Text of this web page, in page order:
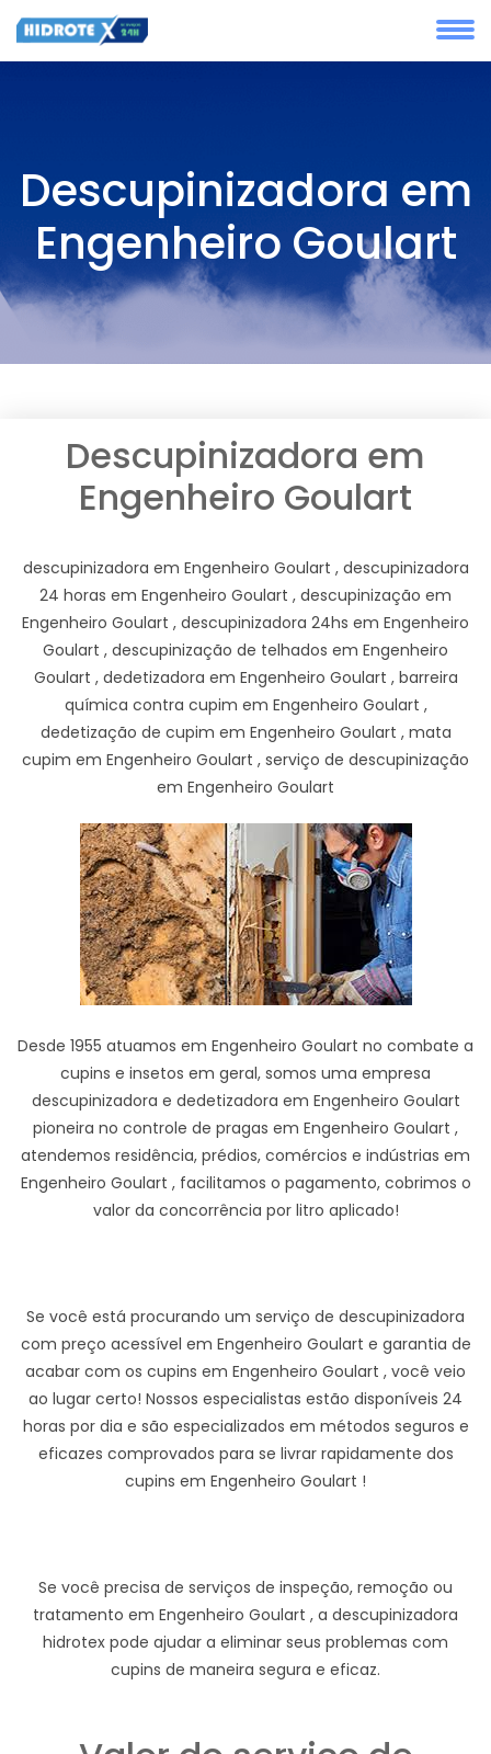
Descupinizadora em
Engenheiro Goulart
Descupinizadora em
Engenheiro Goulart
descupinizadora em Engenheiro Goulart , descupinizadora
24 horas em Engenheiro Goulart , descupinização em
Engenheiro Goulart , descupinizadora 24hs em Engenheiro
Goulart , descupinização de telhados em Engenheiro
Goulart , dedetizadora em Engenheiro Goulart , barreira
química contra cupim em Engenheiro Goulart ,
dedetização de cupim em Engenheiro Goulart , mata
cupim em Engenheiro Goulart , serviço de descupinização
em Engenheiro Goulart
Desde 1955 atuamos em Engenheiro Goulart no combate a
cupins e insetos em geral, somos uma empresa
descupinizadora e dedetizadora em Engenheiro Goulart
pioneira no controle de pragas em Engenheiro Goulart ,
atendemos residência, prédios, comércios e indústrias em
Engenheiro Goulart , facilitamos o pagamento, cobrimos o
valor da concorrência por litro aplicado!
Se você está procurando um serviço de descupinizadora
com preço acessível em Engenheiro Goulart e garantia de
acabar com os cupins em Engenheiro Goulart , você veio
ao lugar certo! Nossos especialistas estão disponíveis 24
horas por dia e são especializados em métodos seguros e
eficazes comprovados para se livrar rapidamente dos
cupins em Engenheiro Goulart !
Se você precisa de serviços de inspeção, remoção ou
tratamento em Engenheiro Goulart , a descupinizadora
hidrotex pode ajudar a eliminar seus problemas com
cupins de maneira segura e eficaz.